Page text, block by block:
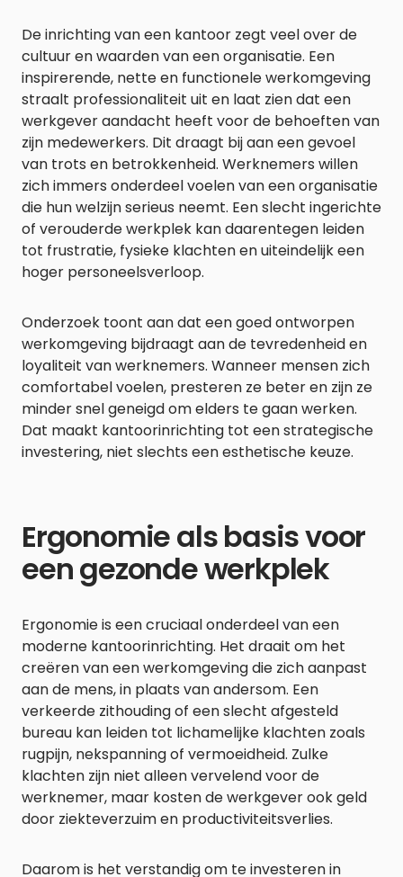
De inrichting van een kantoor zegt veel over de
cultuur en waarden van een organisatie. Een
inspirerende, nette en functionele werkomgeving
straalt professionaliteit uit en laat zien dat een
werkgever aandacht heeft voor de behoeften van
zijn medewerkers. Dit draagt bij aan een gevoel
van trots en betrokkenheid. Werknemers willen
zich immers onderdeel voelen van een organisatie
die hun welzijn serieus neemt. Een slecht ingerichte
of verouderde werkplek kan daarentegen leiden
tot frustratie, fysieke klachten en uiteindelijk een
hoger personeelsverloop.
Onderzoek toont aan dat een goed ontworpen
werkomgeving bijdraagt aan de tevredenheid en
loyaliteit van werknemers. Wanneer mensen zich
comfortabel voelen, presteren ze beter en zijn ze
minder snel geneigd om elders te gaan werken.
Dat maakt kantoorinrichting tot een strategische
investering, niet slechts een esthetische keuze.
Ergonomie als basis voor
een gezonde werkplek
Ergonomie is een cruciaal onderdeel van een
moderne kantoorinrichting. Het draait om het
creëren van een werkomgeving die zich aanpast
aan de mens, in plaats van andersom. Een
verkeerde zithouding of een slecht afgesteld
bureau kan leiden tot lichamelijke klachten zoals
rugpijn, nekspanning of vermoeidheid. Zulke
klachten zijn niet alleen vervelend voor de
werknemer, maar kosten de werkgever ook geld
door ziekteverzuim en productiviteitsverlies.
Daarom is het verstandig om te investeren in